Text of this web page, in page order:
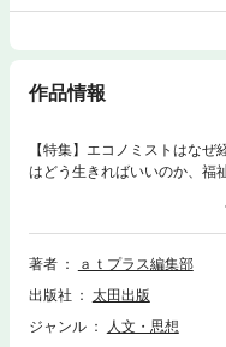
作品情報
【特集】エコノミストはな
はどう生きればいいのか、福
経済成長が格差を解消すると
考を問い直す。●橋本治+山
と「我が身のありよう」のあ
と親和性●吉原直毅経済成長
英二+高原基彰サヨクはなぜ
から議論の足場を再構築する
著者
ａｔプラス編集部
出版社
太田出版
ジャンル
人文・思想